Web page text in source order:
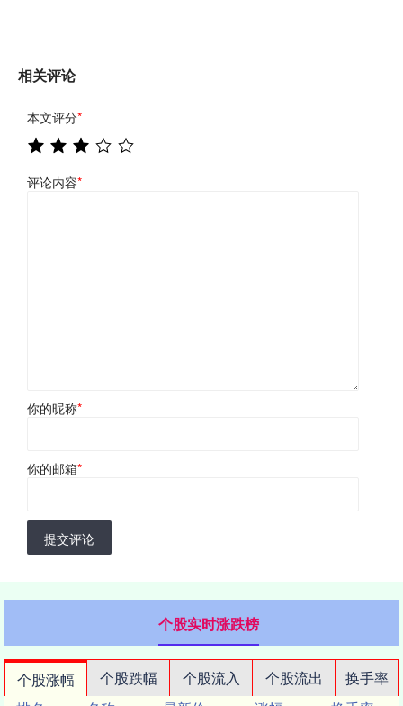
相关评论
本文评分*
评论内容*
你的昵称*
你的邮箱*
提交评论
个股实时涨跌榜
个股涨幅 个股跌幅 个股流入 个股流出
换手率